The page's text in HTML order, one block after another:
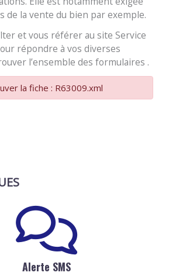
de la vente du bien par exemple.
et vous référer au site Service
répondre à vos diverses
l’ensemble des formulaires .
la fiche : R63009.xml
Alerte SMS